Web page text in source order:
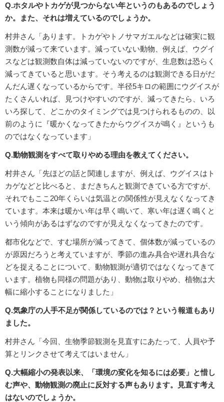
Q.ホタルやトカゲが見つからない年というのもあるのでしょう
か。また、それは増えているのでしょうか。
村井さん「あります。トカゲやトノサマガエルなどは確実に観
測数が減って来ています。減っていない動物、例えば、ウグイ
スなどは観測数自体は減っていないのですが、生息数は恐らく
減ってきていると思います。そう考えるのは観測できる日がだ
んだん遅くなっているからです。半径5キロの範囲にウグイスが
たくさんいれば、見つけやすいのですが、減ってきたら、いろ
いろ探して、どこかのタイミングでは見つけられるものの、以
前のように『暖かくなってきたからウグイスが鳴く』というも
のではなくなっています」
Q.動物観測をすべて取りやめる理由を教えてください。
村井さん「先ほどの話と関連しますが、例えば、ウグイスはト
カゲなどと比べると、まだきちんと観測できている方ですが、
それでもここ20年くらいは気温との関係性が見えなくなってき
ています。本来は暖かい年は早く鳴いて、寒い年は遅く鳴くと
いう傾向があるはずなのですが見えなくなってきたのです。
都市化などで、すむ場所が減ってきて、個体数が減っているの
が原因だろうと考えていますが、季節の進み具合や遅れ具合な
どを捉えることについて、動物観測が適切ではなくなってきて
います。植物も同様の問題があり、動物は取りやめ、植物は大
幅に縮小することになりました」
Q.気象庁の人手不足が関係しているのでは？という報道もあり
ました。
村井さん「今回、生物季節観測を見直すにあたって、人員や予
算とリンクさせて考えてはいません」
Q.大幅縮小の発表以来、「環境の変化を知るには必要」と惜し
む声や、動物観測の廃止に反対する声もあります。見直す考え
はないのでしょうか。